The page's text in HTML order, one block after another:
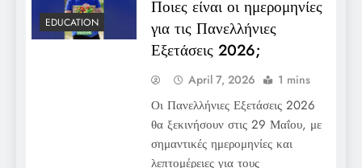
EDUCATION
Ποιες είναι οι ημερομηνίες
για τις Πανελλήνιες
Εξετάσεις 2026;
April 7, 2026 1 mins
Οι Πανελλήνιες Εξετάσεις 2026
θα ξεκινήσουν στις 29 Μαΐου, με
σημαντικές ημερομηνίες και
λεπτομέρειες για τους